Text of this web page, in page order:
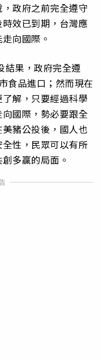
政府之前完全遵守
效已到期，台灣應
向國際。
結果，政府完全遵
食品進口；然而現在
解，只要經過科學
國際，勢必要跟全
豬公投後，國人也
性，民眾可以有所
多贏的局面。